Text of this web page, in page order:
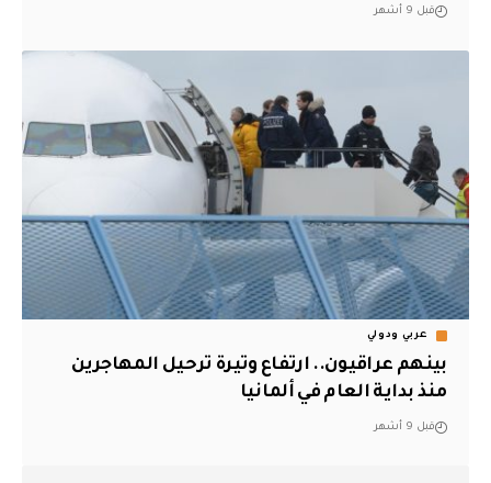
قبل 9 أشهر
عربي ودولي
بينهم عراقيون.. ارتفاع وتيرة ترحيل المهاجرين
منذ بداية العام في ألمانيا
قبل 9 أشهر